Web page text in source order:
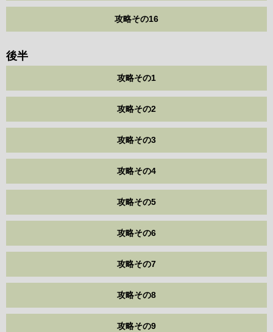
攻略その16
後半
攻略その1
攻略その2
攻略その3
攻略その4
攻略その5
攻略その6
攻略その7
攻略その8
攻略その9